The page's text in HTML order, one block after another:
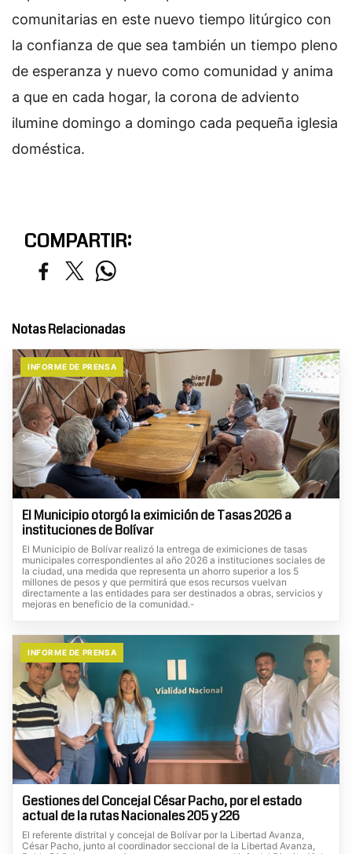
comunitarias en este nuevo tiempo litúrgico con
la confianza de que sea también un tiempo pleno
de esperanza y nuevo como comunidad y anima
a que en cada hogar, la corona de adviento
ilumine domingo a domingo cada pequeña iglesia
doméstica.
COMPARTIR:
Notas Relacionadas
INFORME DE PRENSA
El Municipio otorgó la eximición de Tasas 2026 a
instituciones de Bolívar
El Municipio de Bolívar realizó la entrega de eximiciones de tasas
municipales correspondientes al año 2026 a instituciones sociales de
la ciudad, una medida que representa un ahorro superior a los 5
millones de pesos y que permitirá que esos recursos vuelvan
directamente a las entidades para ser destinados a obras, servicios y
mejoras en beneficio de la comunidad.-
INFORME DE PRENSA
Gestiones del Concejal César Pacho, por el estado
actual de la rutas Nacionales 205 y 226
El referente distrital y concejal de Bolívar por la Libertad Avanza,
César Pacho, junto al coordinador seccional de la Libertad Avanza,